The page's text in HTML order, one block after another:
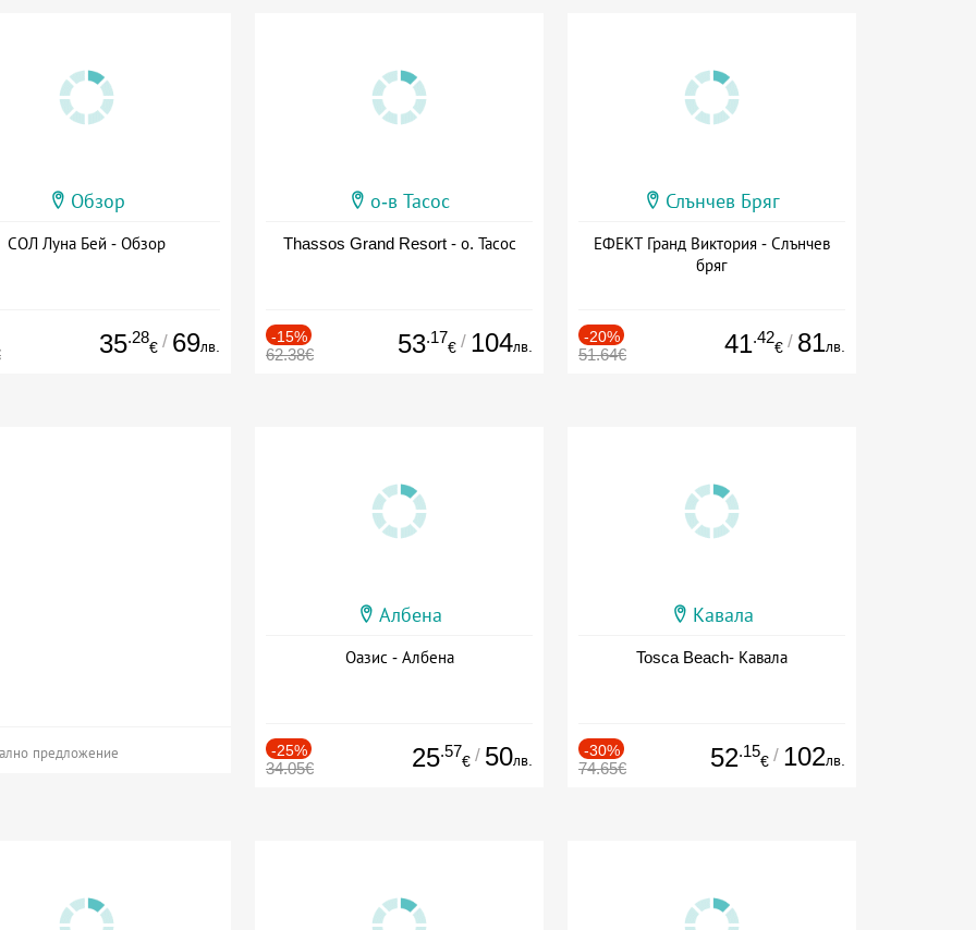
Обзор
СОЛ Луна Бей - Обзор
35.28
€ / 69лв.
о-в Тасос
Thassos Grand Resort - о. Тасос
-15%
62.38€ 53.17
€ / 104лв.
Слънчев Бряг
ЕФЕКТ Гранд Виктория - Слънчев
бряг
-20%
51.64€ 41.42
€ / 81лв.
предложение
Албена
Оазис - Албена
-25%
34.05€ 25.57
€ / 50лв.
Кавала
Tosca Beach- Кавала
-30%
74.65€ 52.15
€ / 102лв.